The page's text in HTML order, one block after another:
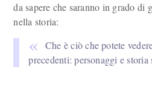
da sapere che saranno in grado di
nella storia:
Che è ciò che potete
precedenti: personaggi e